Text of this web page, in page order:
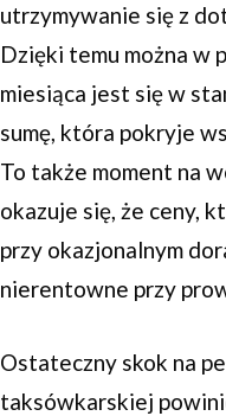
utrzymywanie się z
Dzięki temu można w
miesiąca jest się w
sumę, która pokryje
To także moment na
okazuje się, że ceny,
przy okazjonalnym
nierentowne przy
Ostateczny skok na
taksówkarskiej